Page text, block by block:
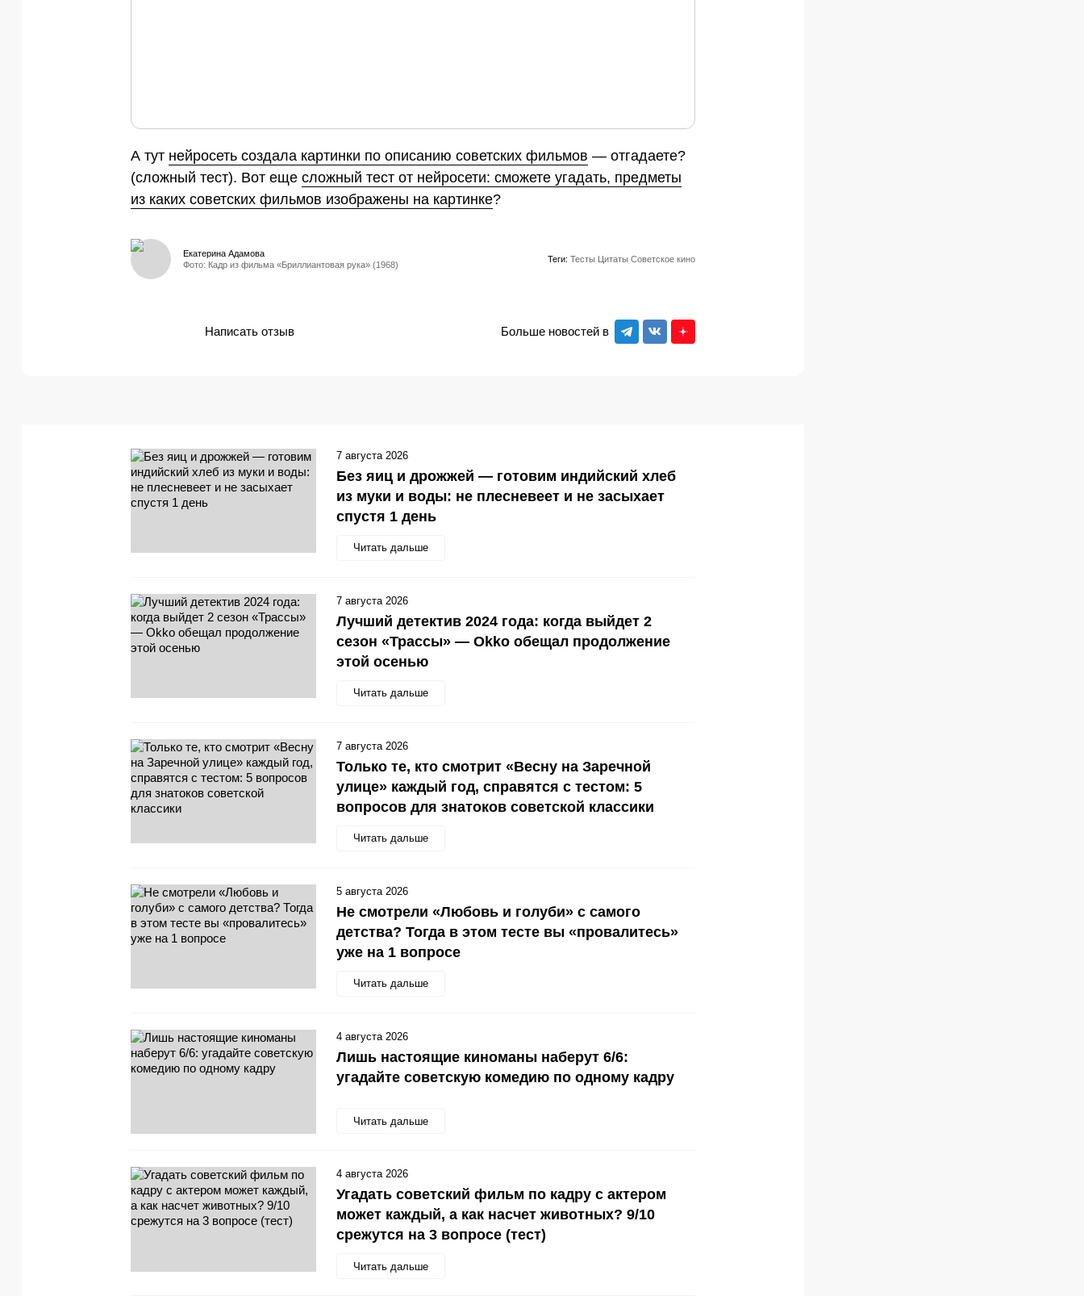
А тут нейросеть создала картинки по описанию советских фильмов — отгадаете?
(сложный тест). Вот еще сложный тест от нейросети: сможете угадать, предметы
из каких советских фильмов изображены на картинке?
Фото: Кадр из фильма «Бриллиантовая рука» (1968)
Екатерина Адамова
Теги: Тесты Цитаты Советское кино
Больше новостей в
Написать отзыв
Без яиц и дрожжей — готовим индийский хлеб
из муки и воды: не плесневеет и не засыхает
спустя 1 день
Читать дальше
7 августа 2026
Лучший детектив 2024 года: когда выйдет 2
сезон «Трассы» — Okko обещал продолжение
этой осенью
Читать дальше
7 августа 2026
Только те, кто смотрит «Весну на Заречной
улице» каждый год, справятся с тестом: 5
вопросов для знатоков советской классики
Читать дальше
7 августа 2026
Не смотрели «Любовь и голуби» с самого
детства? Тогда в этом тесте вы «провалитесь»
уже на 1 вопросе
Читать дальше
5 августа 2026
Лишь настоящие киноманы наберут 6/6:
угадайте советскую комедию по одному кадру
Читать дальше
4 августа 2026
Угадать советский фильм по кадру с актером
может каждый, а как насчет животных? 9/10
срежутся на 3 вопросе (тест)
Читать дальше
4 августа 2026